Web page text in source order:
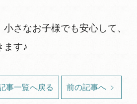
さなお子様でも安心して、
ます♪
事一覧へ戻る 前の記事へ